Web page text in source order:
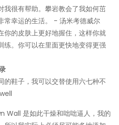
我很有帮助。攀岩教会了我如何茁
常幸运的生活。 - 汤米考德威尔
你的皮肤上更好地握住，这样你就
练。你可以在里面更快地变得更强
的鞋子，我可以交替使用六七种不
Wall 是如此干燥和咄咄逼人，我的